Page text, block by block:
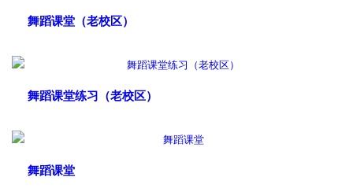
舞蹈课堂（老校区）
舞蹈课堂练习（老校区）
舞蹈课堂